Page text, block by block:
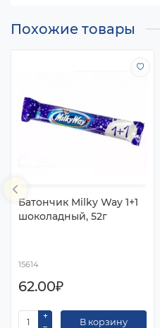
Похожие товары
Батончик Milky Way 1+1
шоколадный, 52г
15614
62.00₽
В корзину